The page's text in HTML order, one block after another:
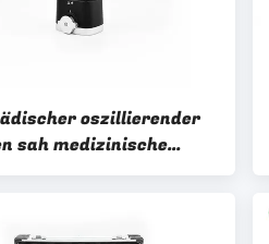
oszillierender
sah medizinische
Art